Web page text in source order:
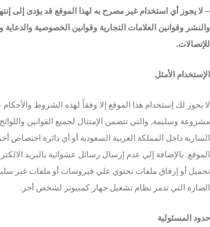
– لا يجوز أي استخدام غير مصرح به لهذا الموقع قد يؤدى إلى
والنشر وقوانين العلامات التجارية وقوانين الخصوصية والدعاية
للإتصالات.
الإستخدام الأمثل
لا يجوز لك إستخدام هذا الموقع إلا وفقاً لهذه الشروط
مشروعة وسليمة, والتي تتضمن الإمتثال لجميع القوانين
السارية داخل المملكة العربية السعودية أو أي دائرة اختصاص
الموقع. بالإضافة إلي عدم إرسال رسائل عشوائية بالبريد
تحميل أو إرفاق ملفات تحتوي علي فيروسات أو ملفات غير
الضارة التي تدمر نظام تشغيل جهاز كمبيوتر لشخص أخر.
حدود المسئولية